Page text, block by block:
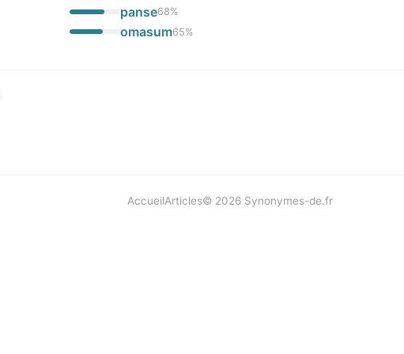
panse68%
omasum65%
AccueilArticles© 2026 Synonymes-de.fr